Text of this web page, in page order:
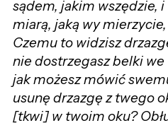
sądem, jakim wszędzie, i
miarą, jaką wy
Czemu to widzisz
nie dostrzegasz belki we
jak możesz mówić
usunę drzazgę z twego
[tkwi] w twoim oku?